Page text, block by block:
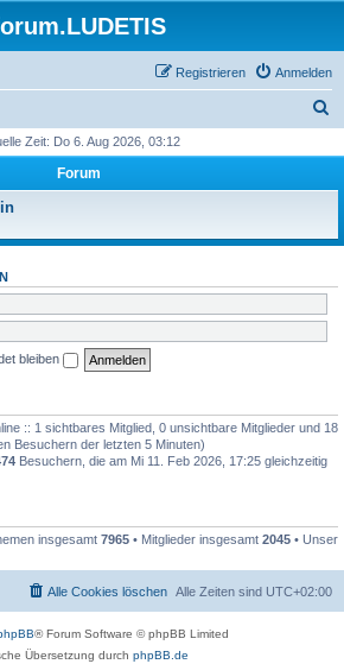
Anmelden
Registrieren
h
Zeit: Do 6. Aug 2026, 03:12
Forum
bleiben
:: 1 sichtbares Mitglied, 0 unsichtbare Mitglieder und 18
Besuchern der letzten 5 Minuten)
Besuchern, die am Mi 11. Feb 2026, 17:25 gleichzeitig
insgesamt 7965 • Mitglieder insgesamt 2045 • Unser
Alle Zeiten sind UTC+02:00
Alle Cookies löschen
® Forum Software © phpBB Limited
Übersetzung durch phpBB.de